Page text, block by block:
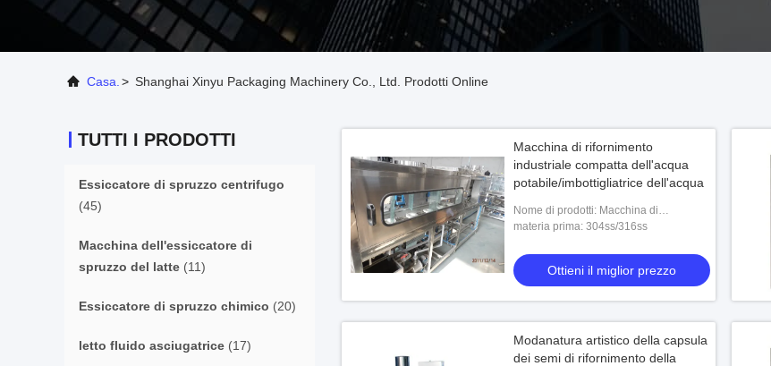
Casa. > Shanghai Xinyu Packaging Machinery Co., Ltd. Prodotti Online
TUTTI I PRODOTTI
Essiccatore di spruzzo centrifugo
(45)
Macchina dell'essiccatore di
spruzzo del latte (11)
Essiccatore di spruzzo chimico (20)
letto fluido asciugatrice (17)
Macchina di rifornimento
industriale compatta dell'acqua
potabile/imbottigliatrice dell'acqua
Nome di prodotti: Macchina di
rifornimento dell'acqua potabile QGF-
materia prima: 304ss/316ss
Ottieni il miglior prezzo
Modanatura artistico della capsula
dei semi di rifornimento della